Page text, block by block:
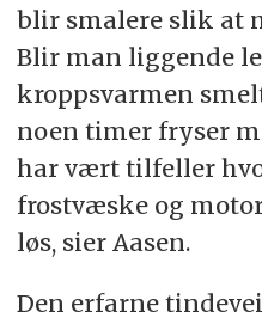
blir smalere slik at
Blir man liggende
kroppsvarmen
noen timer fryser
har vært tilfeller
frostvæske og
løs, sier Aasen.
Den erfarne